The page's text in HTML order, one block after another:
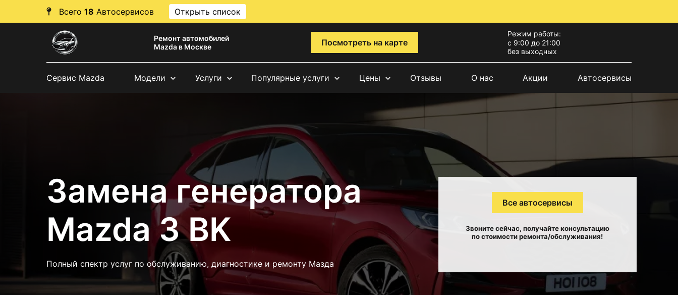
Всего 18 Автосервисов Открыть список
Ремонт автомобилей
Mazda в Москве
Посмотреть на карте
Режим работы:
с 9:00 до 21:00
без выходных
Сервис Mazda Модели Услуги Популярные услуги Цены Отзывы О нас Акции Автосервисы
Замена генератора
Mazda 3 BK
Полный спектр услуг по обслуживанию, диагностике и ремонту Мазда
Все автосервисы
Звоните сейчас, получайте консультацию
по стоимости ремонта/обслуживания!